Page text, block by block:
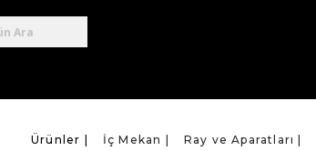
Ürünler | İç Mekan | Ray ve Aparatları |